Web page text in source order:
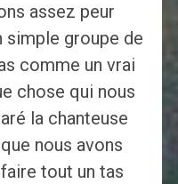
assez peur
simple groupe de
comme un vrai
chose qui nous
la chanteuse
nous avons
tout un tas